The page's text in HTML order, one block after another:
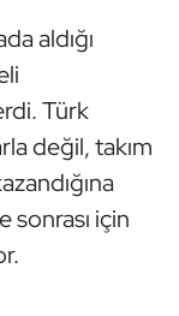
aldığı
Türk
değil, takım
sonrası için